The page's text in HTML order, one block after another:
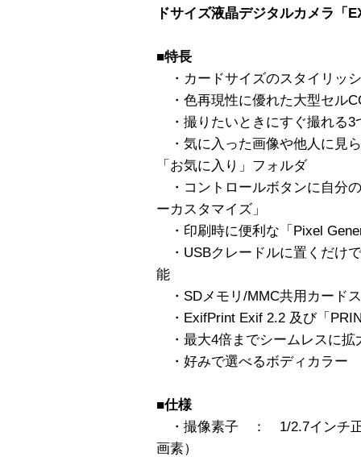
ドサイズ液晶デジタルカメラ「
■特長
・カードサイズのスタイリッ
・色再現性に優れた大型セル
・撮りたいときにすぐ撮れる3
・気に入った画像や他人に見
「お気に入り」フォルダ
・コントロールボタンに自分
ーカスタマイズ」
・印刷時に便利な「Pixel
・USBクレードルに置くだけ
能
・SDメモリ/MMC共用カード
・ExifPrint Exif 2.2 及び「
・最大4倍までシームレスに拡
・好みで選べるボディカラー
■仕様
・撮像素子 ： 1/2.7インチ正
画素）